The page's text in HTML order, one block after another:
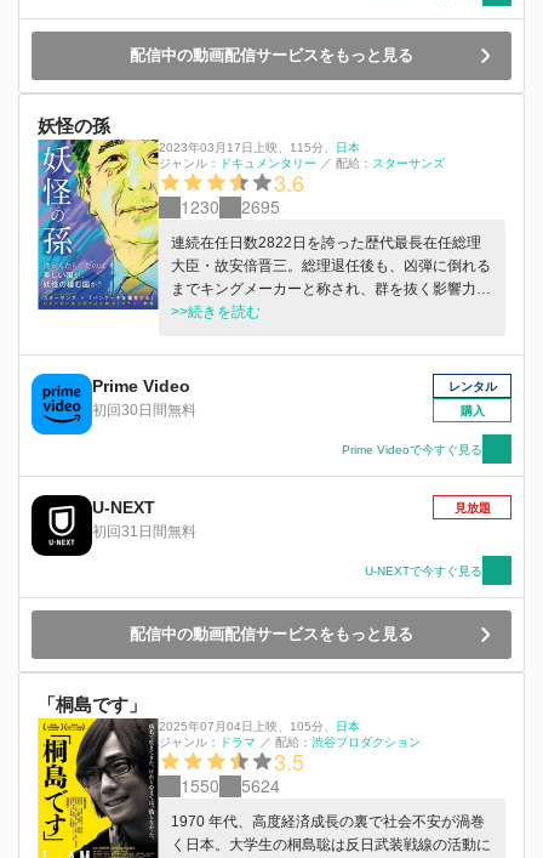
年、70 歳となった桐島は末期がんと診断され、
病院のベッドで生死の狭間を彷徨う。薄れる意識
の中で浮かんでくるのは、東アジア反日武装戦線
のか。半世紀にわたる逃亡生活の果てに、彼は何
を得ようとしたのか。死の間際に「私は桐島聡で
す」と名乗り出て何を表現しようとしたのか。足
立正生監督が自らの半生と重ね合わせながら、桐
島の苦悩と決意を描き出す。
配信中の動画配信サービスをもっと見る
妖怪の孫
2023年03月17日上映 115分
日本
ジャンル：
ドキュメンタリー ／ 配給： スターサンズ
3.6
1230 2695
連続在任日数2822日を誇った歴代最長在任総理
大臣・故安倍晋三。総理退任後も、凶弾に倒れる
までキングメーカーと称され、群を抜く影響力を
維持していた。タカ派的な外交政策と所謂“アベ
気を誇った半面、物議を醸す言動やスキャンダル
の絶えない人物だった。昨今の日本は分断と格差
が広がり、選挙に勝てば問題も疑惑も忘れ去られ
るという悪習が政治に根付いてしまった。果たし
て“美しき国、日本”をスローガンに掲げていた安
倍元総理とはいったい何者であったのか。この国
>>続きを読む
Prime Video
初回30日間無料
レンタル
購入
Prime Videoで今すぐ見る
U-NEXT
初回31日間無料
見放題
U-NEXTで今すぐ見る
配信中の動画配信サービスをもっと見る
「桐島です」
2025年07月04日上映 105分
日本
ジャンル：
ドラマ ／ 配給： 渋⾕プロダクション
3.5
1550 5624
1970 年代、⾼度経済成⻑の裏で社会不安が渦巻
く⽇本。⼤学⽣の桐島聡は反⽇武装戦線の活動に